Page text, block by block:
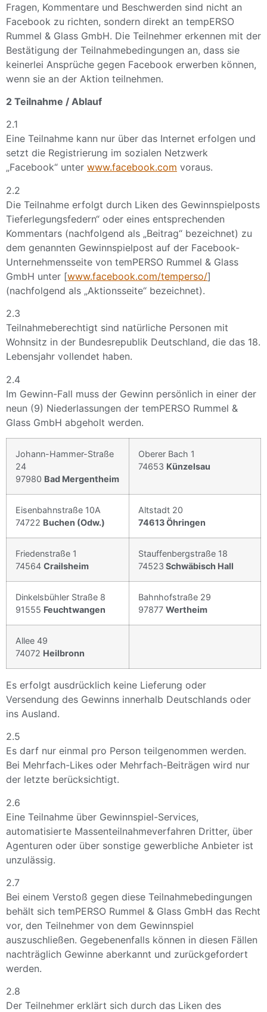
Fragen, Kommentare und Beschwerden sind nicht an
Facebook zu richten, sondern direkt an tempERSO
Rummel & Glass GmbH. Die Teilnehmer erkennen mit der
Bestätigung der Teilnahmebedingungen an, dass sie
keinerlei Ansprüche gegen Facebook erwerben können,
wenn sie an der Aktion teilnehmen.
2 Teilnahme / Ablauf
2.1
Eine Teilnahme kann nur über das Internet erfolgen und
setzt die Registrierung im sozialen Netzwerk
„Facebook“ unter www.facebook.com voraus.
2.2
Die Teilnahme erfolgt durch Liken des Gewinnspielposts
Tieferlegungsfedern“ oder eines entsprechenden
Kommentars (nachfolgend als „Beitrag“ bezeichnet) zu
dem genannten Gewinnspielpost auf der Facebook-
Unternehmensseite von temPERSO Rummel & Glass
GmbH unter [www.facebook.com/temperso/]
(nachfolgend als „Aktionsseite“ bezeichnet).
2.3
Teilnahmeberechtigt sind natürliche Personen mit
Wohnsitz in der Bundesrepublik Deutschland, die das 18.
Lebensjahr vollendet haben.
2.4
Im Gewinn-Fall muss der Gewinn persönlich in einer der
neun (9) Niederlassungen der temPERSO Rummel &
Glass GmbH abgeholt werden.
Johann-Hammer-Straße
24
97980 Bad Mergentheim
Oberer Bach 1
74653 Künzelsau
Eisenbahnstraße 10A
74722 Buchen (Odw.)
Altstadt 20
74613 Öhringen
Friedenstraße 1
74564 Crailsheim
Stauffenbergstraße 18
74523 Schwäbisch Hall
Dinkelsbühler Straße 8
91555 Feuchtwangen
Bahnhofstraße 29
97877 Wertheim
Allee 49
74072 Heilbronn
Es erfolgt ausdrücklich keine Lieferung oder
Versendung des Gewinns innerhalb Deutschlands oder
ins Ausland.
2.5
Es darf nur einmal pro Person teilgenommen werden.
Bei Mehrfach-Likes oder Mehrfach-Beiträgen wird nur
der letzte berücksichtigt.
2.6
Eine Teilnahme über Gewinnspiel-Services,
automatisierte Massenteilnahmeverfahren Dritter, über
Agenturen oder über sonstige gewerbliche Anbieter ist
unzulässig.
2.7
Bei einem Verstoß gegen diese Teilnahmebedingungen
behält sich temPERSO Rummel & Glass GmbH das Recht
vor, den Teilnehmer von dem Gewinnspiel
auszuschließen. Gegebenenfalls können in diesen Fällen
nachträglich Gewinne aberkannt und zurückgefordert
werden.
2.8
Der Teilnehmer erklärt sich durch das Liken des